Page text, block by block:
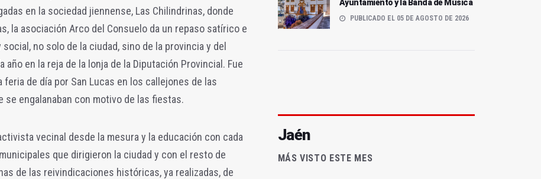
en la sociedad jiennense, Las Chilindrinas, donde
la asociación Arco del Consuelo da un repaso satírico e
no solo de la ciudad, sino de la provincia y del
año en la reja de la lonja de la Diputación Provincial. Fue
de día por San Lucas en los callejones de las
se engalanaban con motivo de las fiestas.
vecinal desde la mesura y la educación con cada
que dirigieron la ciudad y con el resto de
de las reivindicaciones históricas, ya realizadas, de
Ayuntamiento y la Banda de Música
PUBLICADO EL 05 DE AGOSTO DE 2026
Jaén
MÁS VISTO ESTE MES